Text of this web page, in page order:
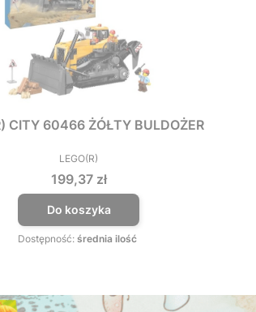
CITY 60466 ŻÓŁTY BULDOŻER
PRODUCENT
LEGO(R)
Cena
199,37 zł
Do koszyka
Dostępność: średnia ilość